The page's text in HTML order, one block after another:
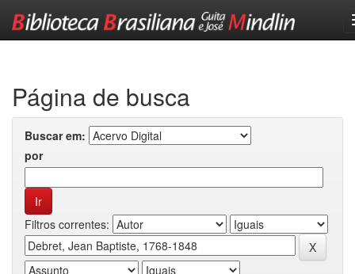
Página de busca
Buscar em:
por
Filtros correntes: